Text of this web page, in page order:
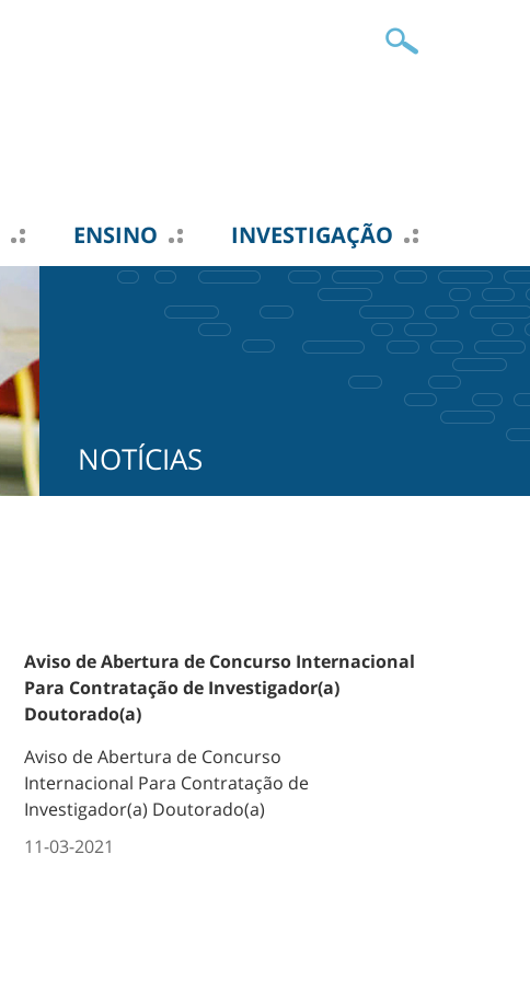
ENSINO INVESTIGAÇÃO
NOTÍCIAS
Aviso de Abertura de Concurso Internacional
Para Contratação de Investigador(a)
Doutorado(a)
Aviso de Abertura de Concurso
Internacional Para Contratação de
Investigador(a) Doutorado(a)
11-03-2021